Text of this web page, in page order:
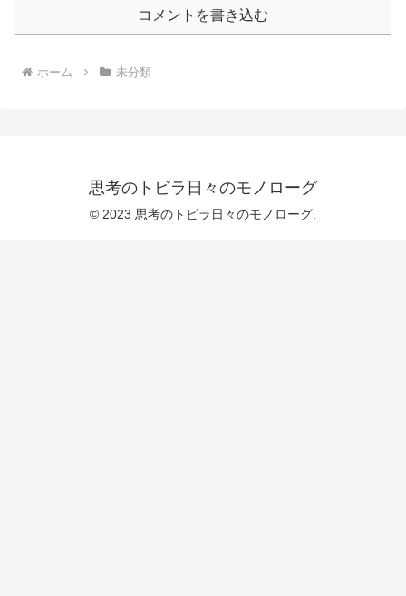
コメントを書き込む
ホーム 未分類
思考のトビラ日々のモノローグ
© 2023 思考のトビラ日々のモノローグ.